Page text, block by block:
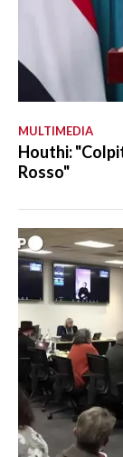
MULTIMEDIA
Houthi:
Rosso"